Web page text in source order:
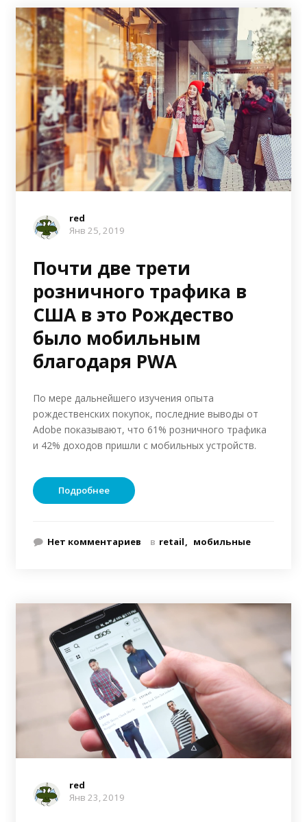
red
Янв 25, 2019
Почти две трети
розничного трафика в
США в это Рождество
было мобильным
благодаря PWA
По мере дальнейшего изучения опыта
рождественских покупок, последние выводы от
Adobe показывают, что 61% розничного трафика
и 42% доходов пришли с мобильных устройств.
Подробнее
Нет комментариев в retail мобильные
red
Янв 23, 2019